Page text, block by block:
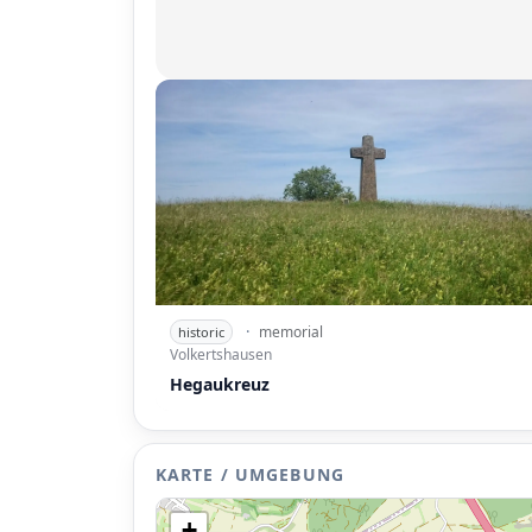
historic · memorial
Volkertshausen
Hegaukreuz
KARTE / UMGEBUNG